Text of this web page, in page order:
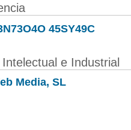
45SY49C
e Industrial
Media, SL